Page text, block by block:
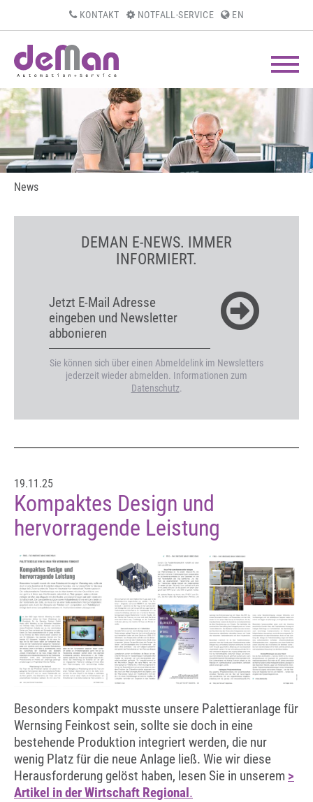
KONTAKT NOTFALL-SERVICE EN
News
DEMAN E-NEWS. IMMER
INFORMIERT.
Jetzt E-Mail Adresse
eingeben und Newsletter
abbonieren
Sie können sich über einen Abmeldelink im Newsletters
jederzeit wieder abmelden. Informationen zum
Datenschutz.
19.11.25
Kompaktes Design und
hervorragende Leistung
Besonders kompakt musste unsere Palettieranlage für
Wernsing Feinkost sein, sollte sie doch in eine
bestehende Produktion integriert werden, die nur
wenig Platz für die neue Anlage ließ. Wie wir diese
Herausforderung gelöst haben, lesen Sie in unserem >
Artikel in der Wirtschaft Regional.